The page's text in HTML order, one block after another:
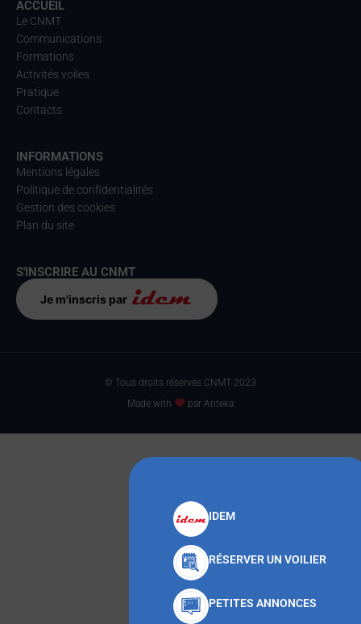
IDEM
RÉSERVER UN VOILIER
PETITES ANNONCES
ACCUEIL
Le CNMT
Communications
Formations
Activités voiles
Pratique
Contacts
INFORMATIONS
Mentions légales
Politique de confidentialités
Gestion des cookies
Plan du site
S'INSCRIRE AU CNMT
Je m'inscris par
© Tous droits réservés CNMT 2023
Made with
par Anteka